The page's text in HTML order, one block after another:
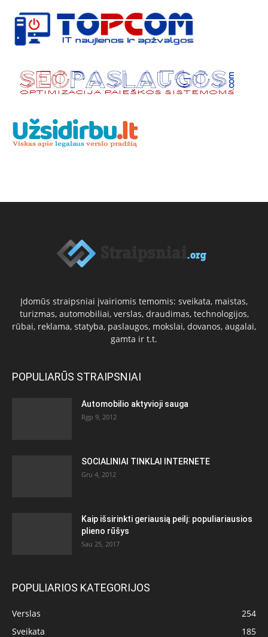
Įdomūs straipsniai įvairiomis temomis: sveikata, maistas,
turizmas, automobiliai, verslas, draudimas, technologijos,
rūbai, reklama, statyba, paslaugos, mokslai, dovanos, augalai,
gamta ir t.t.
POPULIARŪS STRAIPSNIAI
Automobilio aktyvioji sauga
Rgp 9, 2012
SOCIALINIAI TINKLAI INTERNETE
Gru 4, 2012
Kaip išsirinkti geriausią peilį: populiariausios
plieno rūšys
Sau 25, 2017
POPULIARIOS KATEGORIJOS
Verslas
254
Sveikata
185